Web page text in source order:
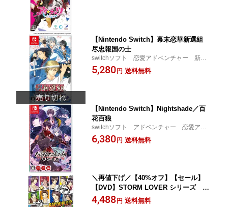
【Nintendo Switch】幕末恋華新選組
尽忠報国の士
switchソフト 恋愛アドベンチャー 新選
組 幕末
5,280 円 送料無料
【Nintendo Switch】Nightshade／百
花百狼
switchソフト アドベンチャー 恋愛アド
ベンチャー
6,380 円 送料無料
＼再値下げ／【40%オフ】【セール】
【DVD】STORM LOVER シリーズ 合
同バカップル祭
4,488 円 送料無料